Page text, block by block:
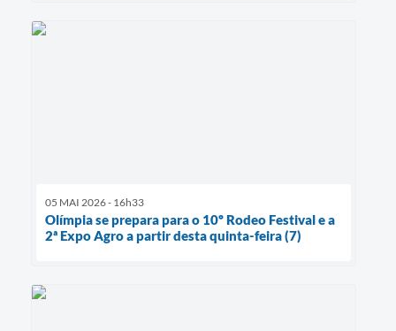
05 MAI 2026 - 16h33
Olímpia se prepara para o 10º Rodeo Festival e a
2ª Expo Agro a partir desta quinta-feira (7)